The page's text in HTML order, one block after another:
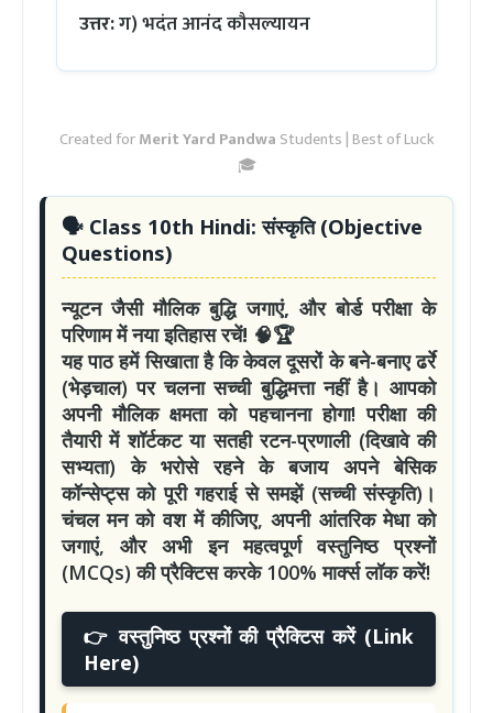
उत्तर:ग) भदंत आनंद कौसल्यायन
Created forMerit Yard Pandwa Students | Best of Luck
🎓
🗣️ Class 10th Hindi: संस्कृति(Objective
Questions)
न्यूटन जैसी मौलिक बुद्धि जगाएं, और बोर्ड परीक्षा के
परिणाम में नया इतिहास रचें! 🧠🏆
यह पाठ हमें सिखाता है कि केवल दूसरों के बने-बनाए ढर्रे
(भेड़चाल) पर चलना सच्ची बुद्धिमत्ता नहीं है। आपको
अपनी मौलिक क्षमता को पहचानना होगा! परीक्षा की
तैयारी में शॉर्टकट या सतही रटन-प्रणाली (दिखावे की
सभ्यता) के भरोसे रहने के बजाय अपने बेसिक
कॉन्सेप्ट्स को पूरी गहराई से समझें (सच्ची संस्कृति)।
चंचल मन को वश में कीजिए, अपनी आंतरिक मेधा को
जगाएं, और अभी इन महत्वपूर्ण वस्तुनिष्ठ प्रश्नों
(MCQs) की प्रैक्टिस करके 100% मार्क्स लॉक करें!
👉 वस्तुनिष्ठ प्रश्नों की प्रैक्टिस करें (Link
Here)